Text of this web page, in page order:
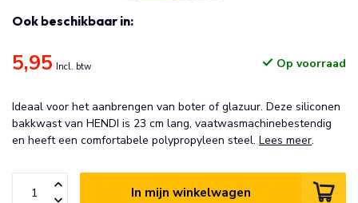
Ook beschikbaar in:
5,95 Incl. btw Op voorraad
Ideaal voor het aanbrengen van boter of glazuur. Deze siliconen
bakkwast van HENDI is 23 cm lang, vaatwasmachinebestendig
en heeft een comfortabele polypropyleen steel. Lees meer.
In mijn winkelwagen